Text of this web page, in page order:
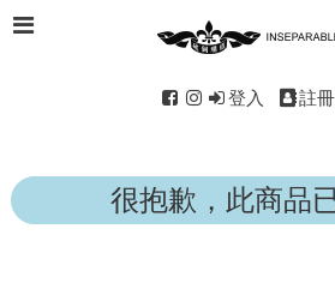
登入 註冊
很抱歉，此商品